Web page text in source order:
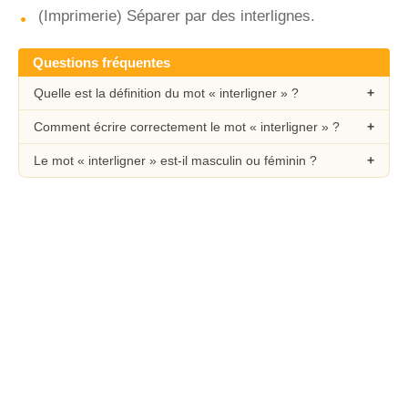
(Imprimerie) Séparer par des interlignes.
Questions fréquentes
Quelle est la définition du mot « interligner » ?
Comment écrire correctement le mot « interligner » ?
Le mot « interligner » est-il masculin ou féminin ?